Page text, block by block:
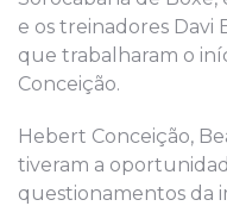
e os treinadores Davi
que trabalharam o
Conceição.
Hebert Conceição,
tiveram a
questionamentos da